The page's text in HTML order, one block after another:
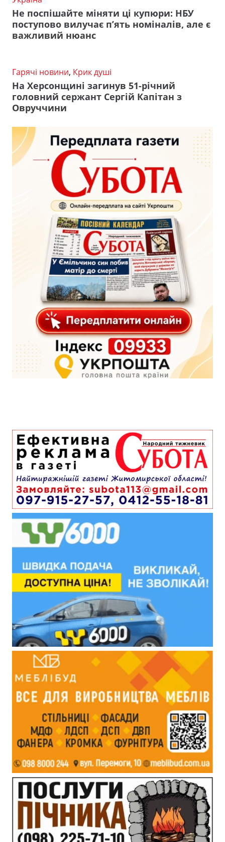
Не поспішайте міняти ці купюри: НБУ
поступово вилучає п’ять номіналів, але є
важливий нюанс
Гарячі новини, Крик душі
На Херсонщині загинув 51-річний
головний сержант Сергій Капітан з
Овруччини